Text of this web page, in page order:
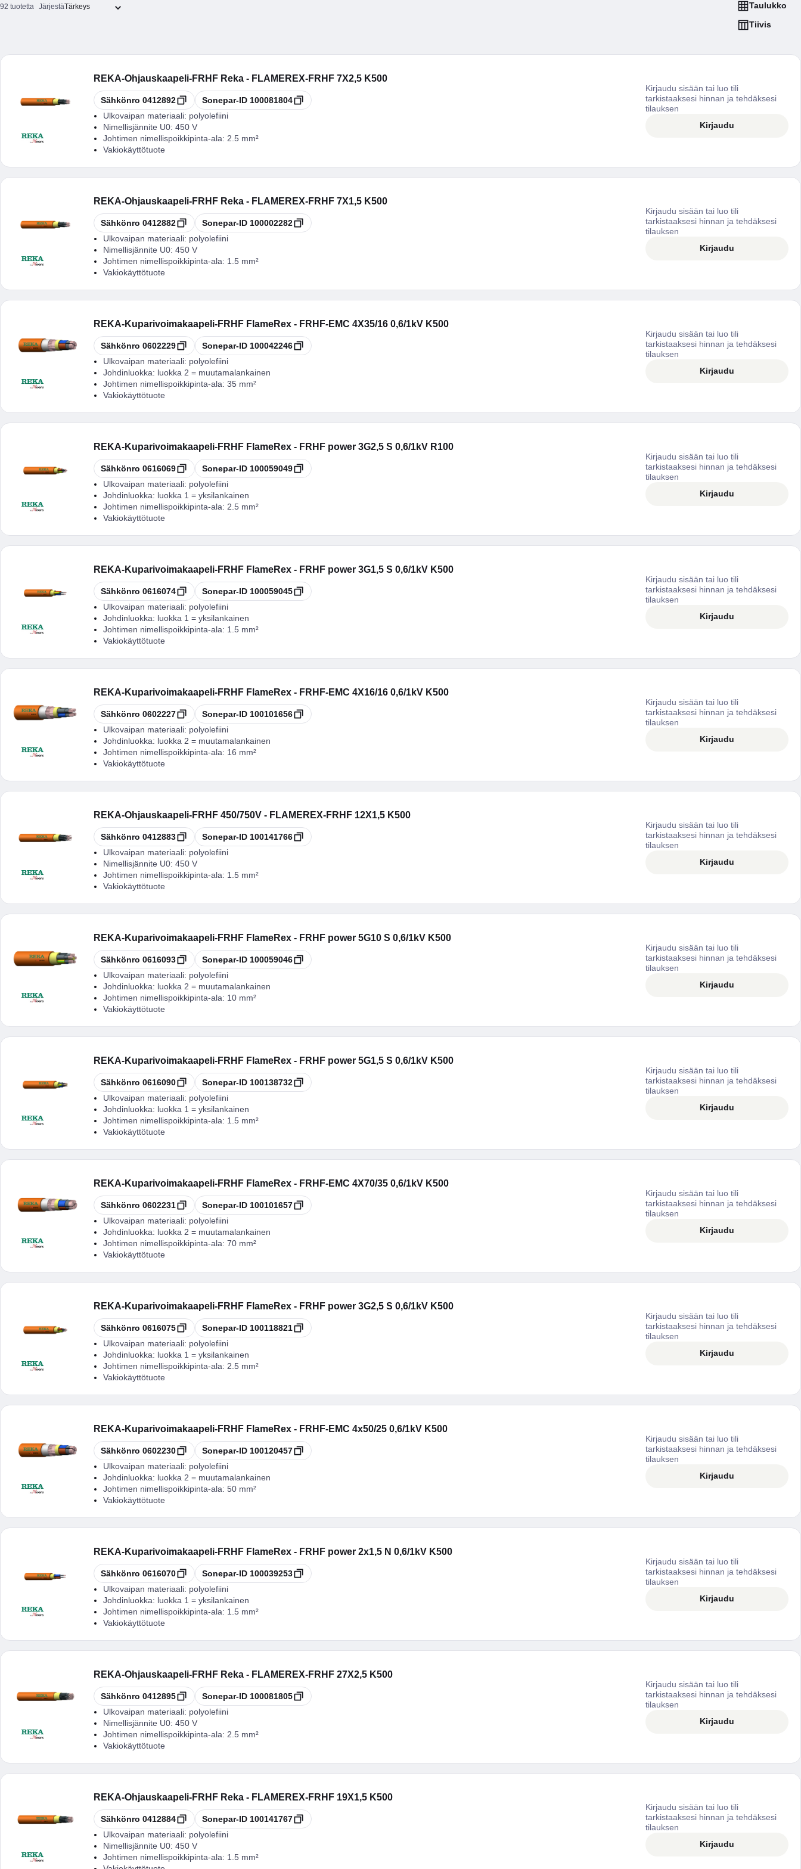
92 tuotetta Järjestä
Taulukko
Tiivis
REKA-Ohjauskaapeli-FRHF Reka - FLAMEREX-FRHF 7X2,5 K500
Kopioi
Sähkönro 0412892 Kopioi
Sonepar-ID 100081804
Ulkovaipan materiaali: polyolefiini
Nimellisjännite U0: 450 V
Johtimen nimellispoikkipinta-ala: 2.5 mm²
Vakiokäyttötuote
Kirjaudu sisään tai luo tili
tarkistaaksesi hinnan ja tehdäksesi
tilauksen
Kirjaudu
REKA-Ohjauskaapeli-FRHF Reka - FLAMEREX-FRHF 7X1,5 K500
Kopioi
Sähkönro 0412882 Kopioi
Sonepar-ID 100002282
Ulkovaipan materiaali: polyolefiini
Nimellisjännite U0: 450 V
Johtimen nimellispoikkipinta-ala: 1.5 mm²
Vakiokäyttötuote
Kirjaudu sisään tai luo tili
tarkistaaksesi hinnan ja tehdäksesi
tilauksen
Kirjaudu
REKA-Kuparivoimakaapeli-FRHF FlameRex - FRHF-EMC 4X35/16 0,6/1kV K500
Kopioi
Sähkönro 0602229 Kopioi
Sonepar-ID 100042246
Ulkovaipan materiaali: polyolefiini
Johdinluokka: luokka 2 = muutamalankainen
Johtimen nimellispoikkipinta-ala: 35 mm²
Vakiokäyttötuote
Kirjaudu sisään tai luo tili
tarkistaaksesi hinnan ja tehdäksesi
tilauksen
Kirjaudu
REKA-Kuparivoimakaapeli-FRHF FlameRex - FRHF power 3G2,5 S 0,6/1kV R100
Kopioi
Sähkönro 0616069 Kopioi
Sonepar-ID 100059049
Ulkovaipan materiaali: polyolefiini
Johdinluokka: luokka 1 = yksilankainen
Johtimen nimellispoikkipinta-ala: 2.5 mm²
Vakiokäyttötuote
Kirjaudu sisään tai luo tili
tarkistaaksesi hinnan ja tehdäksesi
tilauksen
Kirjaudu
REKA-Kuparivoimakaapeli-FRHF FlameRex - FRHF power 3G1,5 S 0,6/1kV K500
Kopioi
Sähkönro 0616074 Kopioi
Sonepar-ID 100059045
Ulkovaipan materiaali: polyolefiini
Johdinluokka: luokka 1 = yksilankainen
Johtimen nimellispoikkipinta-ala: 1.5 mm²
Vakiokäyttötuote
Kirjaudu sisään tai luo tili
tarkistaaksesi hinnan ja tehdäksesi
tilauksen
Kirjaudu
REKA-Kuparivoimakaapeli-FRHF FlameRex - FRHF-EMC 4X16/16 0,6/1kV K500
Kopioi
Sähkönro 0602227 Kopioi
Sonepar-ID 100101656
Ulkovaipan materiaali: polyolefiini
Johdinluokka: luokka 2 = muutamalankainen
Johtimen nimellispoikkipinta-ala: 16 mm²
Vakiokäyttötuote
Kirjaudu sisään tai luo tili
tarkistaaksesi hinnan ja tehdäksesi
tilauksen
Kirjaudu
REKA-Ohjauskaapeli-FRHF 450/750V - FLAMEREX-FRHF 12X1,5 K500
Kopioi
Sähkönro 0412883 Kopioi
Sonepar-ID 100141766
Ulkovaipan materiaali: polyolefiini
Nimellisjännite U0: 450 V
Johtimen nimellispoikkipinta-ala: 1.5 mm²
Vakiokäyttötuote
Kirjaudu sisään tai luo tili
tarkistaaksesi hinnan ja tehdäksesi
tilauksen
Kirjaudu
REKA-Kuparivoimakaapeli-FRHF FlameRex - FRHF power 5G10 S 0,6/1kV K500
Kopioi
Sähkönro 0616093 Kopioi
Sonepar-ID 100059046
Ulkovaipan materiaali: polyolefiini
Johdinluokka: luokka 2 = muutamalankainen
Johtimen nimellispoikkipinta-ala: 10 mm²
Vakiokäyttötuote
Kirjaudu sisään tai luo tili
tarkistaaksesi hinnan ja tehdäksesi
tilauksen
Kirjaudu
REKA-Kuparivoimakaapeli-FRHF FlameRex - FRHF power 5G1,5 S 0,6/1kV K500
Kopioi
Sähkönro 0616090 Kopioi
Sonepar-ID 100138732
Ulkovaipan materiaali: polyolefiini
Johdinluokka: luokka 1 = yksilankainen
Johtimen nimellispoikkipinta-ala: 1.5 mm²
Vakiokäyttötuote
Kirjaudu sisään tai luo tili
tarkistaaksesi hinnan ja tehdäksesi
tilauksen
Kirjaudu
REKA-Kuparivoimakaapeli-FRHF FlameRex - FRHF-EMC 4X70/35 0,6/1kV K500
Kopioi
Sähkönro 0602231 Kopioi
Sonepar-ID 100101657
Ulkovaipan materiaali: polyolefiini
Johdinluokka: luokka 2 = muutamalankainen
Johtimen nimellispoikkipinta-ala: 70 mm²
Vakiokäyttötuote
Kirjaudu sisään tai luo tili
tarkistaaksesi hinnan ja tehdäksesi
tilauksen
Kirjaudu
REKA-Kuparivoimakaapeli-FRHF FlameRex - FRHF power 3G2,5 S 0,6/1kV K500
Kopioi
Sähkönro 0616075 Kopioi
Sonepar-ID 100118821
Ulkovaipan materiaali: polyolefiini
Johdinluokka: luokka 1 = yksilankainen
Johtimen nimellispoikkipinta-ala: 2.5 mm²
Vakiokäyttötuote
Kirjaudu sisään tai luo tili
tarkistaaksesi hinnan ja tehdäksesi
tilauksen
Kirjaudu
REKA-Kuparivoimakaapeli-FRHF FlameRex - FRHF-EMC 4x50/25 0,6/1kV K500
Kopioi
Sähkönro 0602230 Kopioi
Sonepar-ID 100120457
Ulkovaipan materiaali: polyolefiini
Johdinluokka: luokka 2 = muutamalankainen
Johtimen nimellispoikkipinta-ala: 50 mm²
Vakiokäyttötuote
Kirjaudu sisään tai luo tili
tarkistaaksesi hinnan ja tehdäksesi
tilauksen
Kirjaudu
REKA-Kuparivoimakaapeli-FRHF FlameRex - FRHF power 2x1,5 N 0,6/1kV K500
Kopioi
Sähkönro 0616070 Kopioi
Sonepar-ID 100039253
Ulkovaipan materiaali: polyolefiini
Johdinluokka: luokka 1 = yksilankainen
Johtimen nimellispoikkipinta-ala: 1.5 mm²
Vakiokäyttötuote
Kirjaudu sisään tai luo tili
tarkistaaksesi hinnan ja tehdäksesi
tilauksen
Kirjaudu
REKA-Ohjauskaapeli-FRHF Reka - FLAMEREX-FRHF 27X2,5 K500
Kopioi
Sähkönro 0412895 Kopioi
Sonepar-ID 100081805
Ulkovaipan materiaali: polyolefiini
Nimellisjännite U0: 450 V
Johtimen nimellispoikkipinta-ala: 2.5 mm²
Vakiokäyttötuote
Kirjaudu sisään tai luo tili
tarkistaaksesi hinnan ja tehdäksesi
tilauksen
Kirjaudu
REKA-Ohjauskaapeli-FRHF Reka - FLAMEREX-FRHF 19X1,5 K500
Kopioi
Sähkönro 0412884 Kopioi
Sonepar-ID 100141767
Ulkovaipan materiaali: polyolefiini
Nimellisjännite U0: 450 V
Johtimen nimellispoikkipinta-ala: 1.5 mm²
Kirjaudu sisään tai luo tili
tarkistaaksesi hinnan ja tehdäksesi
tilauksen
Kirjaudu